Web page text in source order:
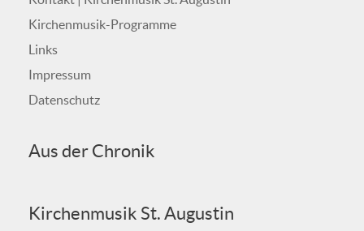
Kirchenmusik-Programme
Links
Impressum
Datenschutz
Aus der Chronik
Kirchenmusik St. Augustin